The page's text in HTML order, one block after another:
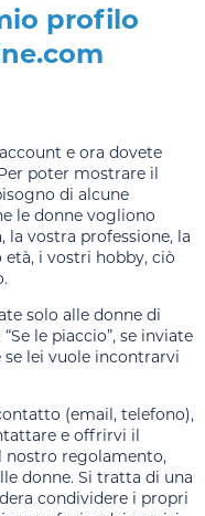
profilo
e ora dovete
poter mostrare il
di alcune
le donne vogliono
la vostra professione, la
i vostri hobby, ciò
solo alle donne di
le piaccio”, se inviate
se lei vuole incontrarvi
(email, telefono),
e offrirvi il
nostro regolamento,
donne. Si tratta di una
condividere i propri